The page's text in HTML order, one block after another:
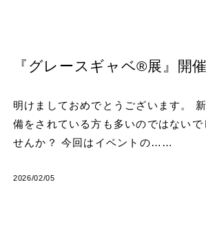
『グレースギャベ®展』開
明けましておめでとうございます。
備をされている方も多いのではない
せんか？ 今回はイベントの……
2026/02/05